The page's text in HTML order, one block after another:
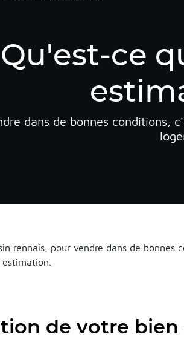
Qu'est-ce
dans de bonnes conditions,
rennais, pour vendre dans de
de votre